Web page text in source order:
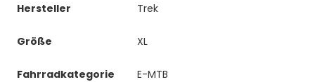
Hersteller Trek
Größe XL
Fahrradkategorie E-MTB